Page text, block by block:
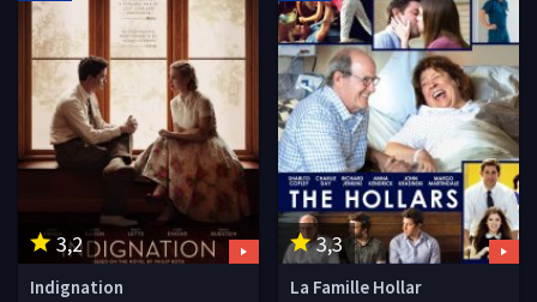
3,2
Indignation
3,3
La Famille Hollar